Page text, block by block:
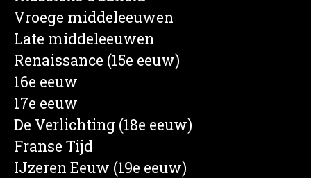
Vroege middeleeuwen
Late middeleeuwen
Renaissance (15e eeuw)
16e eeuw
17e eeuw
De Verlichting (18e eeuw)
Franse Tijd
IJzeren Eeuw (19e eeuw)